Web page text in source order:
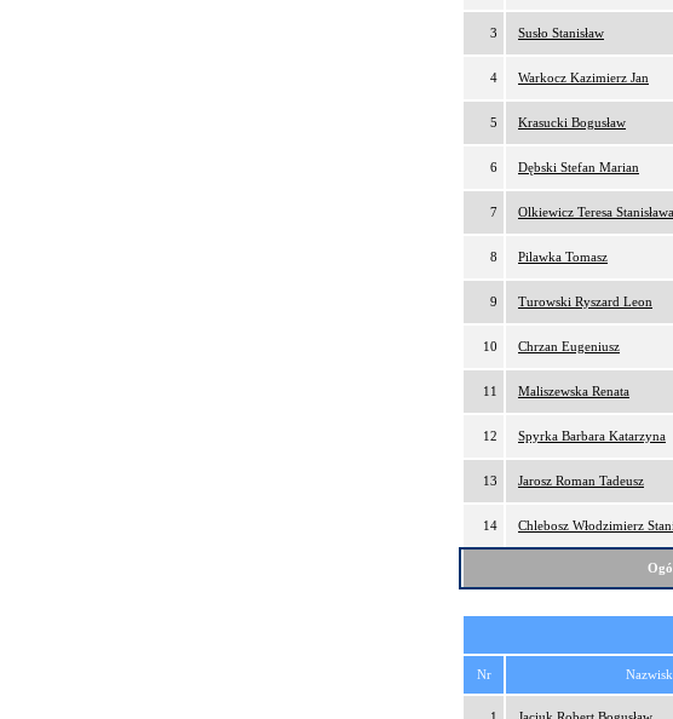
3 Susło Stanisław
4 Warkocz Kazimierz Jan
5 Krasucki Bogusław
6 Dębski Stefan Marian
7 Olkiewicz Teresa Stanisława
8 Pilawka Tomasz
9 Turowski Ryszard Leon
10 Chrzan Eugeniusz
11 Maliszewska Renata
12 Spyrka Barbara Katarzyna
13 Jarosz Roman Tadeusz
14 Chlebosz Włodzimierz
Nr